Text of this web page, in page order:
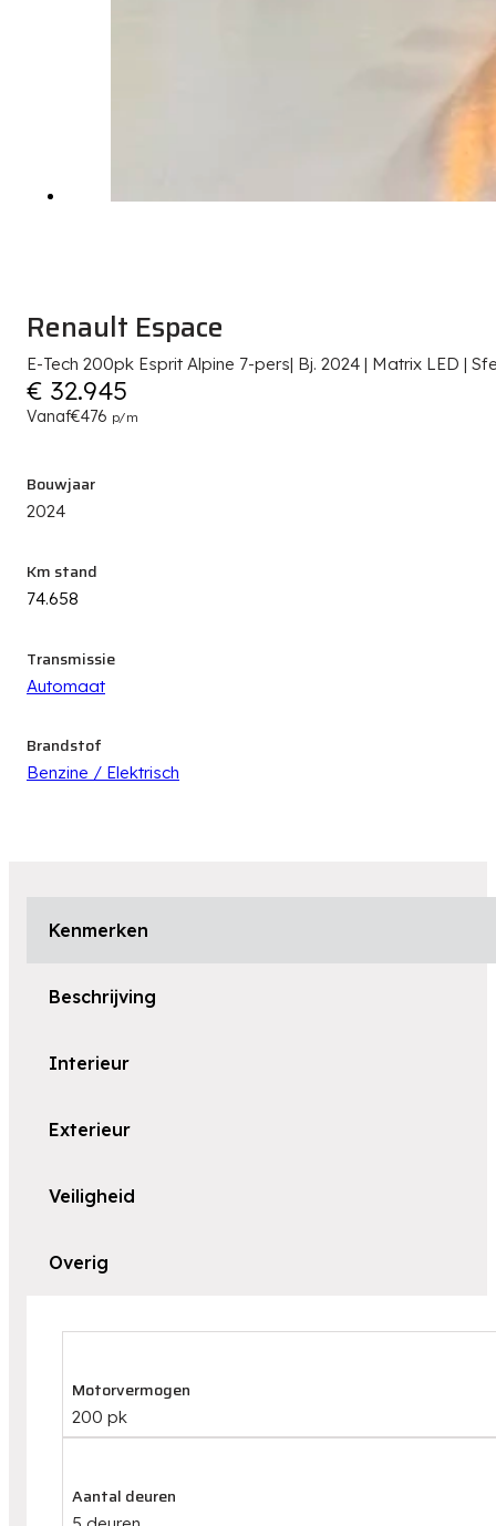
Renault Espace
E-Tech 200pk Esprit Alpine 7-pers| Bj. 2024 | Matrix LED |
€ 32.945
Vanaf€476 p/m
Bouwjaar
2024
Km stand
74.658
Transmissie
Automaat
Brandstof
Benzine / Elektrisch
Kenmerken
Beschrijving
Interieur
Exterieur
Veiligheid
Overig
Motorvermogen
200 pk
Aantal deuren